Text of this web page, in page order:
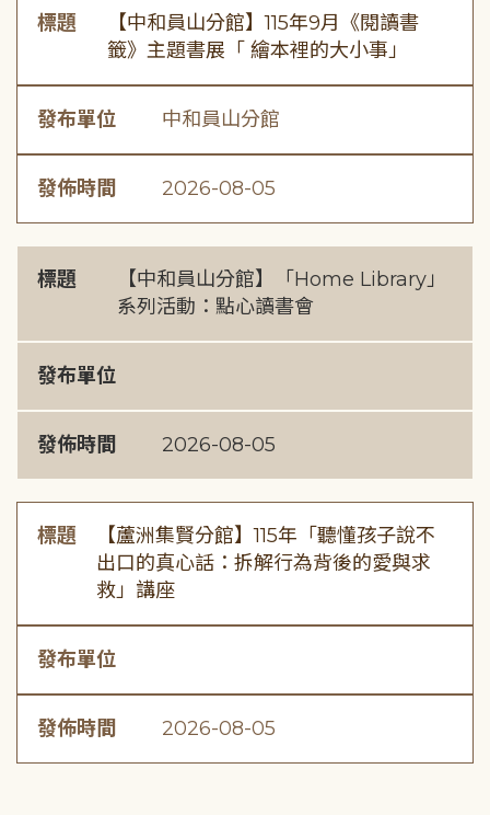
標題
【中和員山分館】115年9月《閱讀書
籤》主題書展「 繪本裡的大小事」
發布單位 中和員山分館
發佈時間 2026-08-05
標題
【中和員山分館】「Home Library」
系列活動：點心讀書會
發布單位
發佈時間 2026-08-05
標題
【蘆洲集賢分館】115年「聽懂孩子說不
出口的真心話：拆解行為背後的愛與求
救」講座
發布單位
發佈時間 2026-08-05